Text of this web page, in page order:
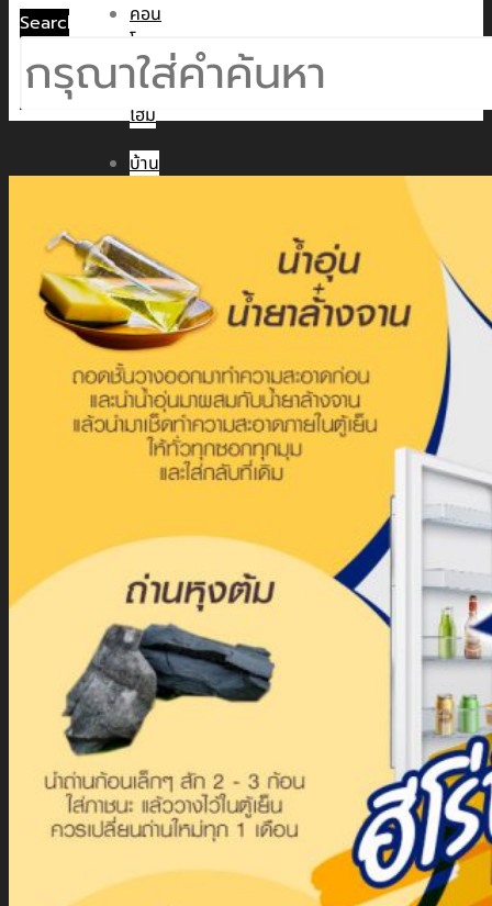
คอน
โด
ทาวน์
โฮม
บ้าน
พูล
วิลล่า
ข่าวสาร
CMC WE CARE
CMC WE TALK
CMC Sustainability
นัก
ลงทุน
ติดต่อ
เรา
รับสมัคร The Adviser
แบบคำร้องขอใช้สิทธิของเจ้าของ
ข้อมูลส่วนบุคคล
หนังสือให้ความยินยอมในการเปิด
TH
EN
Search